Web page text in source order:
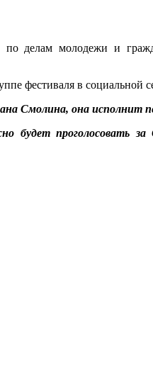
делам молодежи и
фестиваля в социальной
Смолина, она исполнит
проголосовать